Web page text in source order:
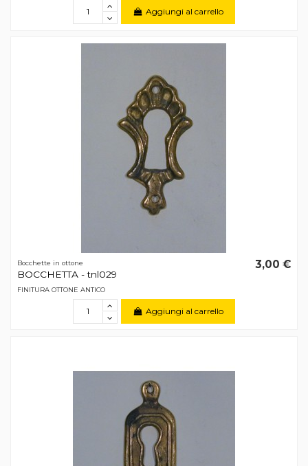
Aggiungi al carrello
Bocchette in ottone
BOCCHETTA - tnl029
3,00 €
FINITURA OTTONE ANTICO
Aggiungi al carrello